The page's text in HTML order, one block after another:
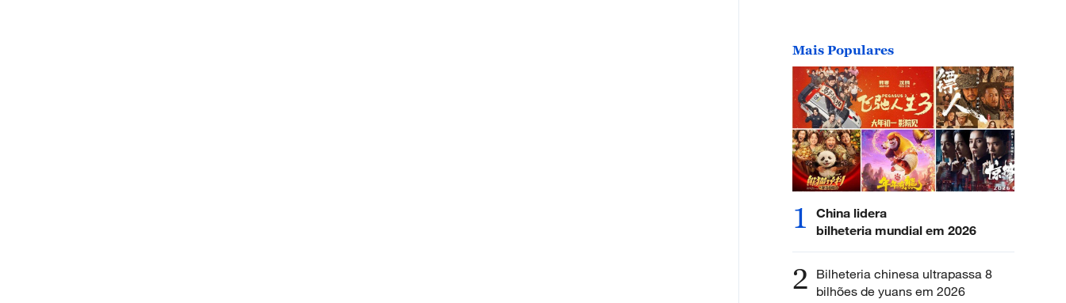
Mais Populares
1
China lidera
bilheteria mundial em 2026
2 Bilheteria chinesa ultrapassa 8
bilhões de yuans em 2026